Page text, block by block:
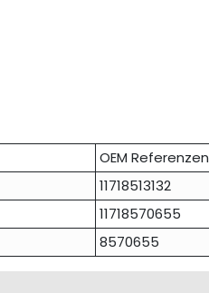
OEM Referenzen
11718513132
11718570655
8570655